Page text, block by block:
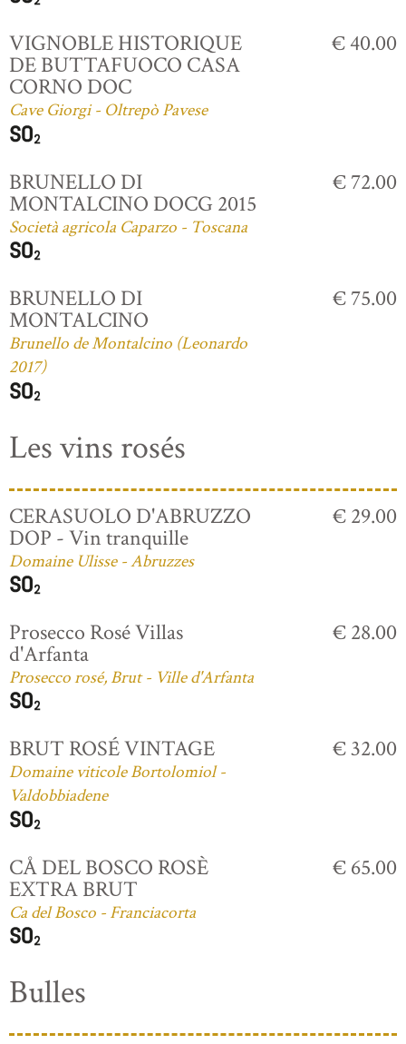
VIGNOBLE HISTORIQUE
DE BUTTAFUOCO CASA
CORNO DOC
Cave Giorgi - Oltrepò Pavese
€ 40.00
BRUNELLO DI
MONTALCINO DOCG 2015
Società agricola Caparzo - Toscana
€ 72.00
BRUNELLO DI
MONTALCINO
Brunello de Montalcino (Leonardo
2017)
€ 75.00
Les vins rosés
CERASUOLO D'ABRUZZO
DOP - Vin tranquille
Domaine Ulisse - Abruzzes
€ 29.00
Prosecco Rosé Villas
d'Arfanta
Prosecco rosé, Brut - Ville d'Arfanta
€ 28.00
BRUT ROSÉ VINTAGE
Domaine viticole Bortolomiol -
Valdobbiadene
€ 32.00
CÅ DEL BOSCO ROSÈ
EXTRA BRUT
Ca del Bosco - Franciacorta
€ 65.00
Bulles